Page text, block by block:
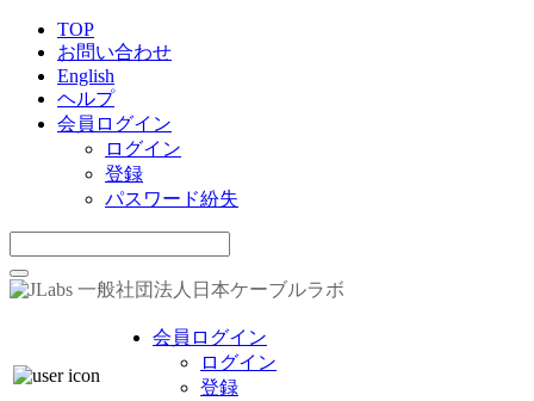
TOP
お問い合わせ
English
ヘルプ
会員ログイン
ログイン
登録
パスワード紛失
一般社団法人日本ケーブルラボ
会員ログイン
ログイン
登録